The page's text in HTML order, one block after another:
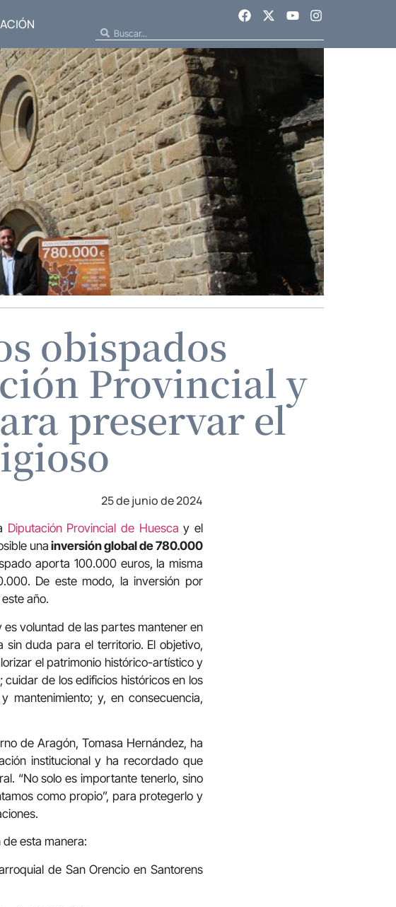
obispados
Provincial y
preservar el
25 de junio de 2024
Diputación Provincial de Huescay el
unainversión global de 780.000
aporta 100.000 euros, la misma
De este modo, la inversión por
año.
voluntad de las partes mantener en
sin duda para el territorio. El objetivo,
el patrimonio histórico-artístico y
de los edificios históricos en los
mantenimiento; y, en consecuencia,
de Aragón, Tomasa Hernández, ha
institucional y ha recordado que
“No solo es importante tenerlo, sino
como propio”, para protegerlo y
esta manera:
de San Orencio en Santorens